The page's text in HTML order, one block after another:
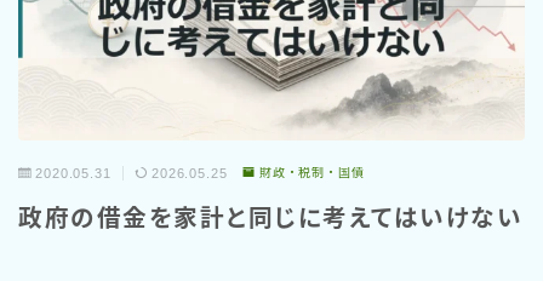
MMT・通貨制度
物価・雇用・景気
金融政策・中央銀行
政治・政策分析
2020.05.31 2026.05.25 財政・税制・国債
政府の借金を家計と同じに考えてはいけない